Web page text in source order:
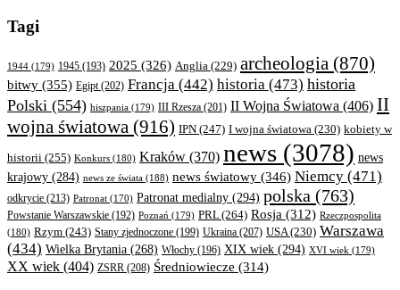
Tagi
1944 (179) 1945 (193) 2025 (326) Anglia (229) archeologia (870)
bitwy (355) Egipt(202) Francja (442) historia (473) historia
Polski (554) hiszpania (179) III Rzesza (201) II Wojna Światowa (406) II
wojna światowa (916) IPN (247) I wojna światowa (230) kobiety w
historii (255) Konkurs (180) Kraków (370) news (3078) news
krajowy (284) news ze świata (188) news światowy (346) Niemcy (471)
odkrycie (213) Patronat (170) Patronat medialny (294) polska (763)
Powstanie Warszawskie (192) Poznań (179) PRL(264) Rosja (312) Rzeczpospolita
(180) Rzym (243) Stany zjednoczone (199) Ukraina (207) USA(230) Warszawa
(434) Wielka Brytania (268) Włochy (196) XIX wiek (294) XVI wiek (179)
XX wiek (404) ZSRR (208) Średniowiecze (314)